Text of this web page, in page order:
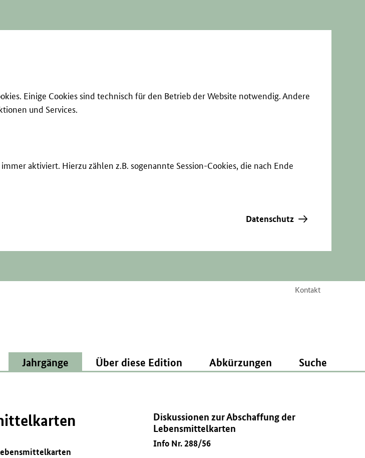
Einige Cookies sind technisch für den Betrieb der Website notwendig. Andere
und Services.
aktiviert. Hierzu zählen z.B. sogenannte Session-Cookies, die nach Ende
Datenschutz
Kontakt
Jahrgänge Über diese Edition Abkürzungen Suche
Diskussionen zur Abschaffung der
Lebensmittelkarten
Info Nr. 288/56